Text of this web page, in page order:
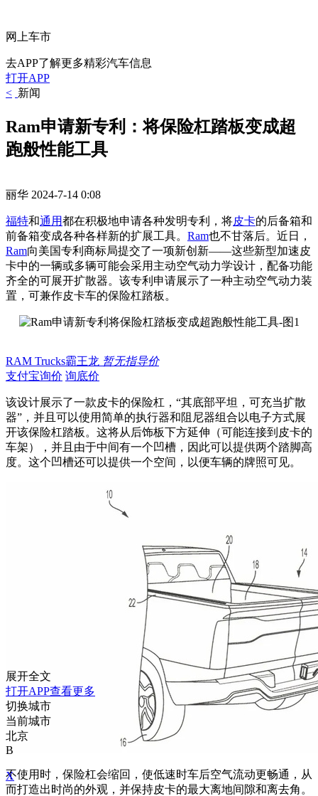
网上车市
去APP了解更多精彩汽车信息
打开APP
< 新闻
Ram申请新专利：将保险杠踏板变成超
跑般性能工具
丽华 2024-7-14 0:08
福特和通用都在积极地申请各种发明专利，将皮卡的后备箱和
前备箱变成各种各样新的扩展工具。 Ram也不甘落后。近日，
Ram向美国专利商标局提交了一项新创新——这些新型加速皮
卡中的一辆或多辆可能会采用主动空气动力学设计，配备功能
齐全的可展开扩散器。该专利申请展示了一种主动空气动力装
置，可兼作皮卡车的保险杠踏板。
RAM Trucks霸王龙 暂无指导价
支付宝询价 询底价
该设计展示了一款皮卡的保险杠，“其底部平坦，可充当扩散
器”，并且可以使用简单的执行器和阻尼器组合以电子方式展
开该保险杠踏板。这将从后饰板下方延伸（可能连接到皮卡的
车架），并且由于中间有一个凹槽，因此可以提供两个踏脚高
度。这个凹槽还可以提供一个空间，以便车辆的牌照可见。
不使用时，保险杠会缩回，使低速时车后空气流动更畅通，从
而打造出时尚的外观，并保持皮卡的最大离地间隙和离去角。
展开全文
打开APP查看更多
切换城市
当前城市
北京
B
X